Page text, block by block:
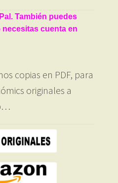
También puedes
necesitas cuenta en
copias en PDF, para
originales a